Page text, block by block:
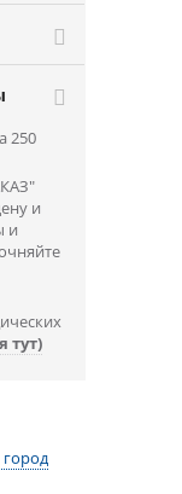
250
и
и
тут)